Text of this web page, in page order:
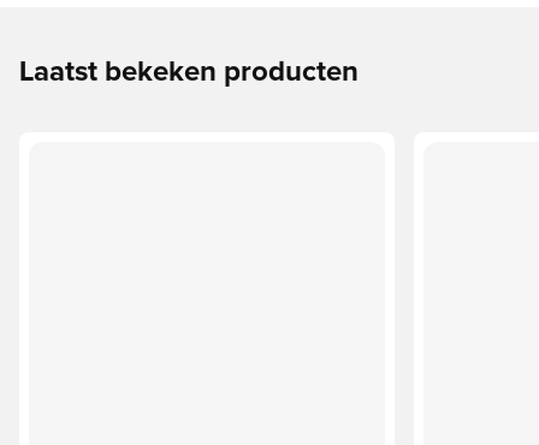
Laatst bekeken producten